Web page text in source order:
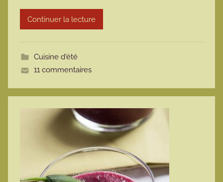
r
m
e
Continuer la lecture
Cuisine d'été
11 commentaires